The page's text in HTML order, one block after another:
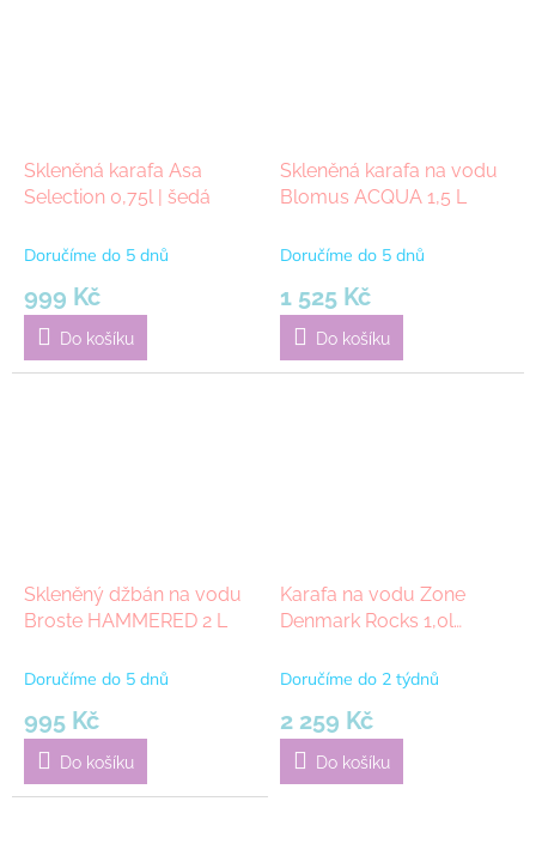
Skleněná karafa Asa
Selection 0,75l | šedá
Doručíme do 5 dnů
999 Kč
Do košíku
Skleněná karafa na vodu
Blomus ACQUA 1,5 L
Doručíme do 5 dnů
1 525 Kč
Do košíku
Skleněný džbán na vodu
Broste HAMMERED 2 L
Doručíme do 5 dnů
995 Kč
Do košíku
Karafa na vodu Zone
Denmark Rocks 1,0l
Doručíme do 2 týdnů
2 259 Kč
Do košíku